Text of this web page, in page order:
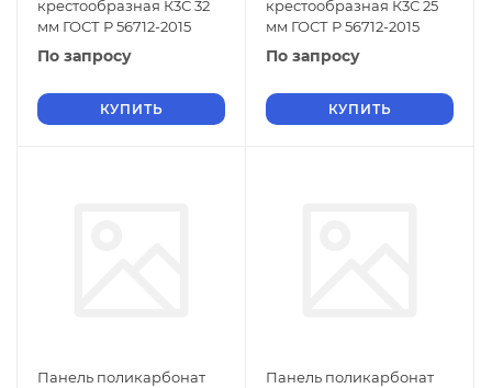
крестообразная К3С 32
мм ГОСТ Р 56712-2015
По запросу
КУПИТЬ
крестообразная К3С 25
мм ГОСТ Р 56712-2015
По запросу
КУПИТЬ
Панель поликарбонат
Панель поликарбонат